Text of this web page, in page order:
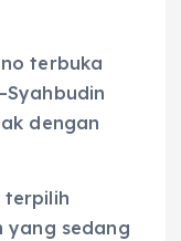
terbuka
dengan
terpilih
yang sedang